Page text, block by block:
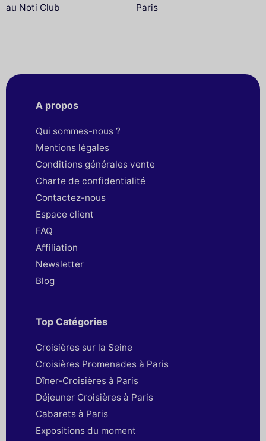
au Noti Club
Paris
A propos
Qui sommes-nous ?
Mentions légales
Conditions générales vente
Charte de confidentialité
Contactez-nous
Espace client
FAQ
Affiliation
Newsletter
Blog
Top Catégories
Croisières sur la Seine
Croisières Promenades à Paris
Dîner-Croisières à Paris
Déjeuner Croisières à Paris
Cabarets à Paris
Expositions du moment